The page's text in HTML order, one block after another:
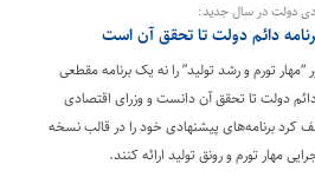
دولت در سال جدید:
دائم دولت تا تحقق آن است
تورم و رشد تولید” را نه یک برنامه مقطعی
دائم دولت تا تحقق آن دانست و وزرای اقتصادی
کرد برنامه‌های پیشنهادی خود را در قالب نسخه
مهار تورم و رونق تولید ارائه کنند.